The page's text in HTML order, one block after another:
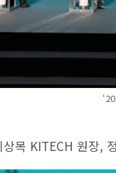
목 KITECH 원장,